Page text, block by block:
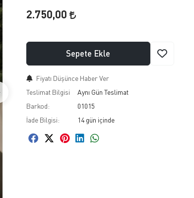
2.750,00
Sepete Ekle
Fiyatı Düşünce Haber Ver
Teslimat Bilgisi
Aynı Gün Teslimat
Barkod:
01015
İade Bilgisi: